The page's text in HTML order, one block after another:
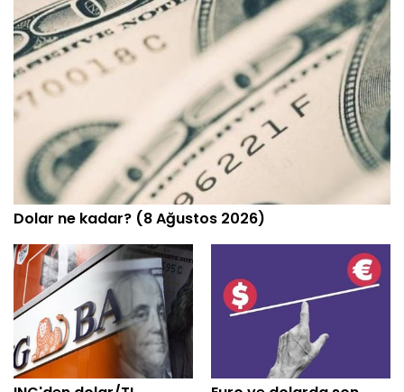
Dolar ne kadar? (8 Ağustos 2026)